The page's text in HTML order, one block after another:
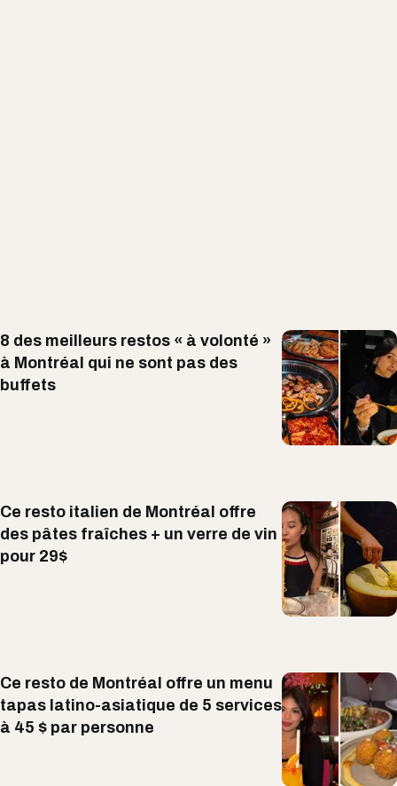
8 des meilleurs restos « à volonté »
à Montréal qui ne sont pas des
buffets
Ce resto italien de Montréal offre
des pâtes fraîches + un verre de vin
pour 29$
Ce resto de Montréal offre un menu
tapas latino-asiatique de 5 services
à 45 $ par personne